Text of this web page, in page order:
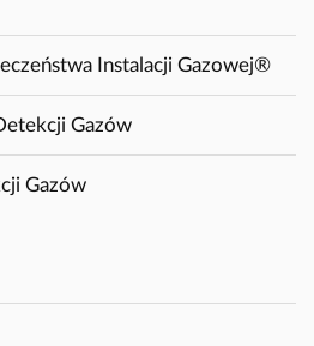
Instalacji Gazowej®
Gazów
Gazów